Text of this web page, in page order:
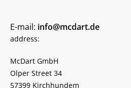
E-mail: info@mcdart.de
address:
McDart GmbH
Olper Street 34
57399 Kirchhundem